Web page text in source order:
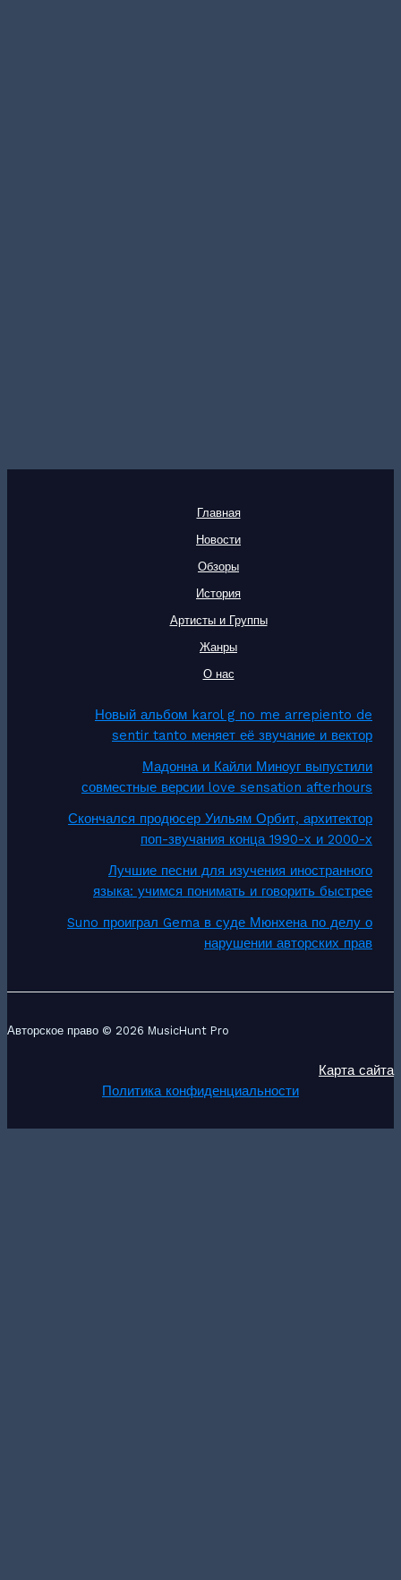
Главная
Новости
Обзоры
История
Артисты и Группы
Жанры
О нас
Новый альбом karol g no me arrepiento de
sentir tanto меняет её звучание и вектор
Мадонна и Кайли Миноуг выпустили
совместные версии love sensation afterhours
Скончался продюсер Уильям Орбит, архитектор
поп-звучания конца 1990-х и 2000-х
Лучшие песни для изучения иностранного
языка: учимся понимать и говорить быстрее
Suno проиграл Gema в суде Мюнхена по делу о
нарушении авторских прав
Авторское право © 2026 MusicHunt Pro
Карта сайта
Политика конфиденциальности